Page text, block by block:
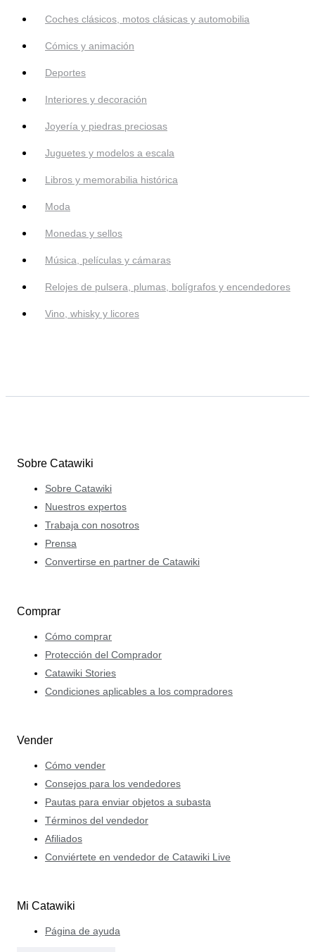
Coches clásicos, motos clásicas y automobilia
Cómics y animación
Deportes
Interiores y decoración
Joyería y piedras preciosas
Juguetes y modelos a escala
Libros y memorabilia histórica
Moda
Monedas y sellos
Música, películas y cámaras
Relojes de pulsera, plumas, bolígrafos y encendedores
Vino, whisky y licores
Sobre Catawiki
Sobre Catawiki
Nuestros expertos
Trabaja con nosotros
Prensa
Convertirse en partner de Catawiki
Comprar
Cómo comprar
Protección del Comprador
Catawiki Stories
Condiciones aplicables a los compradores
Vender
Cómo vender
Consejos para los vendedores
Pautas para enviar objetos a subasta
Términos del vendedor
Afiliados
Conviértete en vendedor de Catawiki Live
Mi Catawiki
Página de ayuda